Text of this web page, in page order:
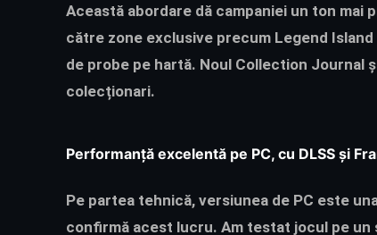
Această abordare dă campaniei un ton
către zone exclusive precum Legend
de probe pe hartă. Noul Collection Journal
colecționari.
Performanță excelentă pe PC, cu DLSS și
Pe partea tehnică, versiunea de PC este
confirmă acest lucru. Am testat jocul pe